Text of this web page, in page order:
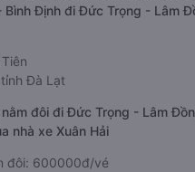
Bình Định đi Đức Trọng - Lâm
Đà Lạt
đôi đi Đức Trọng - Lâm
nhà xe Xuân Hải
đôi: 600000đ/vé